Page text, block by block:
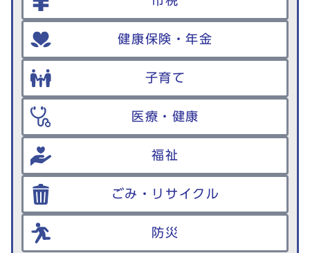
健康保険・年金
子育て
医療・健康
福祉
ごみ・リサイクル
防災